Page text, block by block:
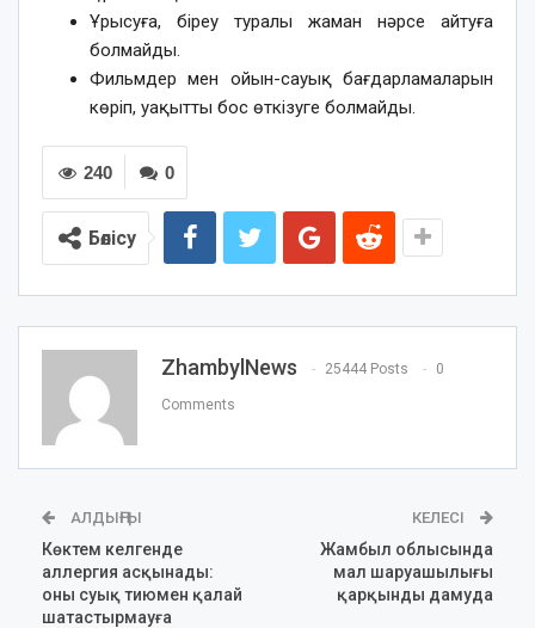
Ұрысуға, біреу туралы жаман нәрсе айтуға
болмайды.
Фильмдер мен ойын-сауық бағдарламаларын
көріп, уақытты бос өткізуге болмайды.
0
240
Бөлісу
ZhambylNews 25444 Posts 0
Comments
АЛДЫҢҒЫ
Көктем келгенде
аллергия асқынады:
оны суық тиюмен қалай
шатастырмауға
КЕЛЕСІ
Жамбыл облысында
мал шаруашылығы
қарқынды дамуда